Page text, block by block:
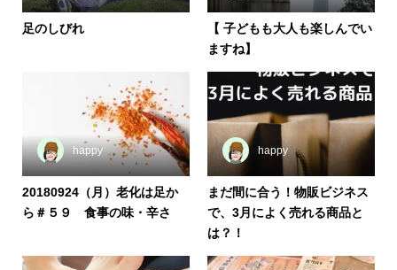
足のしびれ
【 子どもも大人も楽しんでい
ますね】
happy
20180924（月）老化は足か
ら＃５９ 食事の味・辛さ
happy
まだ間に合う！物販ビジネス
で、3月によく売れる商品と
は？！